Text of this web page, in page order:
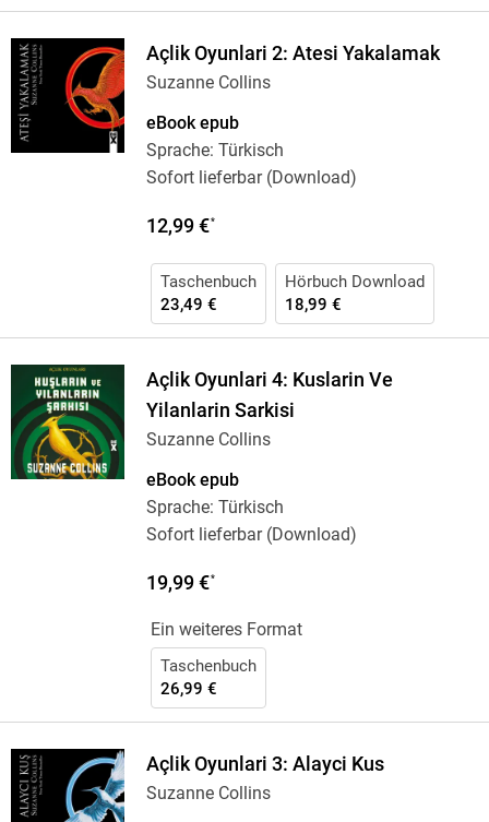
Açlik Oyunlari 2: Atesi Yakalamak
Suzanne Collins
eBook epub
Sprache: Türkisch
Sofort lieferbar (Download)
12,99 €*
Taschenbuch
23,49 €
Hörbuch Download
18,99 €
Açlik Oyunlari 4: Kuslarin Ve
Yilanlarin Sarkisi
Suzanne Collins
eBook epub
Sprache: Türkisch
Sofort lieferbar (Download)
19,99 €*
Ein weiteres Format
Taschenbuch
26,99 €
Açlik Oyunlari 3: Alayci Kus
Suzanne Collins